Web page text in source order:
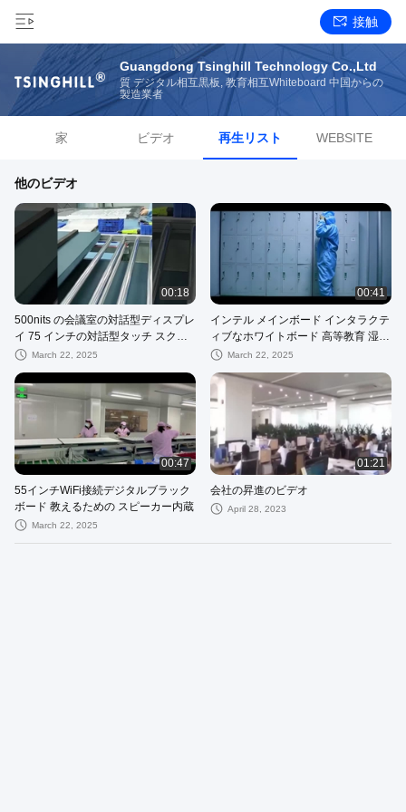
接触
Guangdong Tsinghill Technology Co.,Ltd
質 デジタル相互黒板, 教育相互Whiteboard 中国からの
製造業者
家 ビデオ 再生リスト WEBSITE
他のビデオ
00:18
500nits の会議室の対話型ディスプレ
イ 75 インチの対話型タッチ スクリ
ーンMarch 22, 2025
00:41
インテル メインボード インタラクテ
ィブなホワイトボード 高等教育 湿度
85%March 22, 2025
00:47
55インチWiFi接続デジタルブラック
ボード 教えるための スピーカー内蔵
March 22, 2025
01:21
会社の昇進のビデオ
April 28, 2023